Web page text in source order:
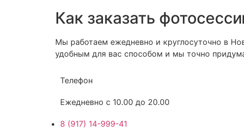
Как заказать
Мы работаем ежедневно и круглосуточно в
удобным для вас способом и мы точно
Телефон
Ежедневно с 10.00 до 20.00
8 (917) 14-999-41